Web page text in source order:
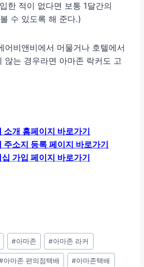
한 적이 없다면 보통 1달간의
수 있도록 해 준다.)
어비앤비에서 머물거나 호텔에서
않는 경우라면 아마존 락커도 고
소개 홈페이지 바로가기
주소지 등록 페이지 바로가기
가입 페이지 바로가기
#아마존 #아마존 라커
아마존 편의점택배 #아마존택배